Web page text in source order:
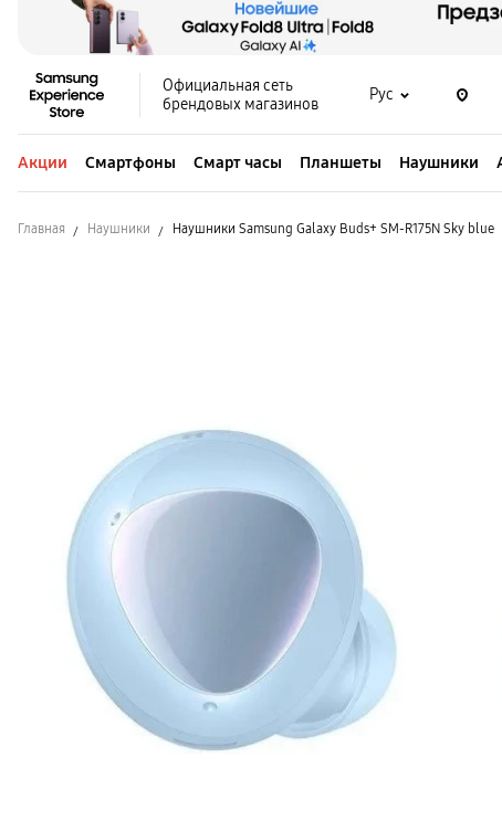
Официальная сеть
брендовых магазинов
Рус
Акции Смартфоны Смарт часы Планшеты Наушники
Главная Наушники Наушники Samsung Galaxy Buds+ SM-R175N Sky blue